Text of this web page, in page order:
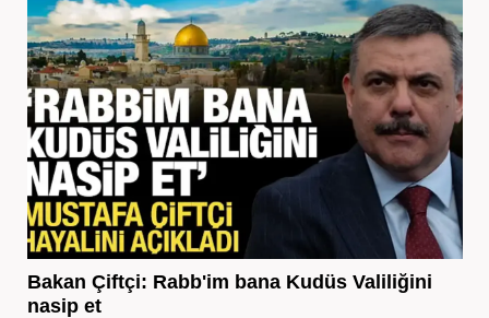
Bakan Çiftçi: Rabb'im bana Kudüs Valiliğini
nasip et